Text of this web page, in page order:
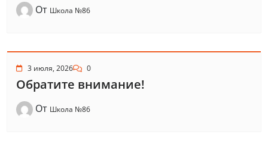
От Школа №86
3 июля, 2026 0
Обратите внимание!
От Школа №86